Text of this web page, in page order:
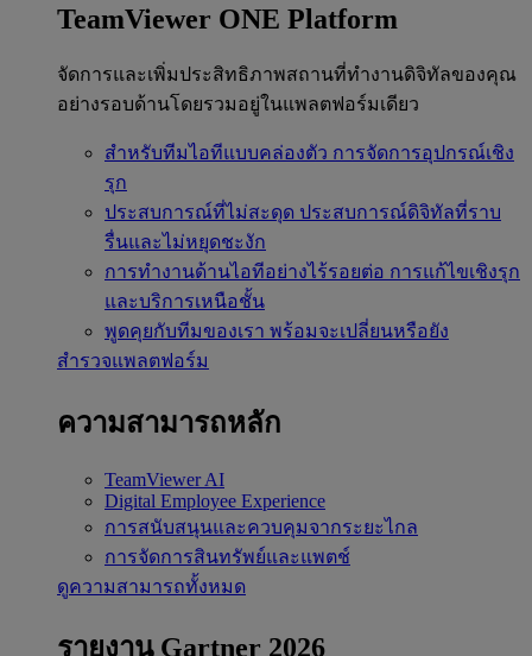
TeamViewer ONE Platform
จัดการและเพิ่มประสิทธิภาพสถานที่ทำงานดิจิทัลของคุณ
อย่างรอบด้านโดยรวมอยู่ในแพลตฟอร์มเดียว
สำหรับทีมไอทีแบบคล่องตัว การจัดการอุปกรณ์เชิง
รุก
ประสบการณ์ที่ไม่สะดุด ประสบการณ์ดิจิทัลที่ราบ
รื่นและไม่หยุดชะงัก
การทำงานด้านไอทีอย่างไร้รอยต่อ การแก้ไขเชิงรุก
และบริการเหนือชั้น
พูดคุยกับทีมของเรา พร้อมจะเปลี่ยนหรือยัง
สำรวจแพลตฟอร์ม
ความสามารถหลัก
TeamViewer AI
Digital Employee Experience
การสนับสนุนและควบคุมจากระยะไกล
การจัดการสินทรัพย์และแพตช์
ดูความสามารถทั้งหมด
รายงาน Gartner 2026